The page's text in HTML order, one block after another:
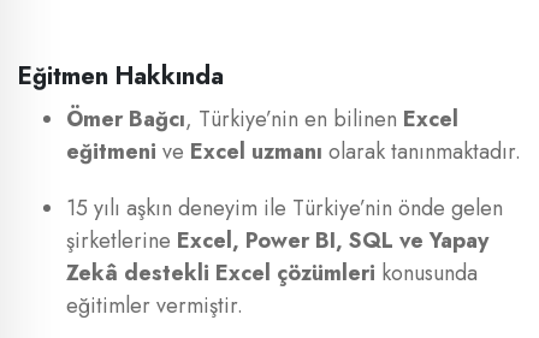
Eğitmen Hakkında
Ömer Bağcı, Türkiye’nin en bilinen Excel
eğitmeni ve Excel uzmanı olarak tanınmaktadır.
15 yılı aşkın deneyim ile Türkiye’nin önde gelen
şirketlerine Excel, Power BI, SQL ve Yapay
Zekâ destekli Excel çözümleri konusunda
eğitimler vermiştir.